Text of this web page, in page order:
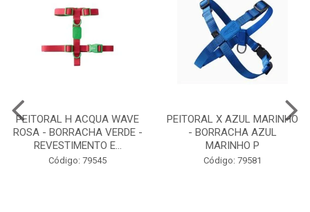
PEITORAL H ACQUA WAVE
ROSA - BORRACHA VERDE -
REVESTIMENTO E...
Código: 79545
PEITORAL X AZUL MARINHO
- BORRACHA AZUL
MARINHO P
Código: 79581